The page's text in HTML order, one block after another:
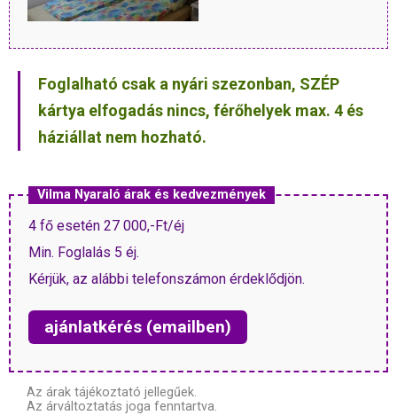
Foglalható csak a nyári szezonban, SZÉP
kártya elfogadás nincs, férőhelyek max. 4 és
háziállat nem hozható.
Vilma Nyaraló árak és kedvezmények
4 fő esetén 27 000,-Ft/éj
Min. Foglalás 5 éj.
Kérjük, az alábbi telefonszámon érdeklődjön.
ajánlatkérés (emailben)
Az árak tájékoztató jellegűek.
Az árváltoztatás joga fenntartva.